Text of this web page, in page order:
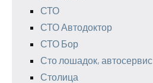
СТО
СТО Автодоктор
СТО Бор
Сто лошадок, автосервис
Столица